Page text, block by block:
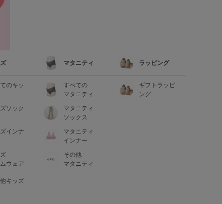
のキッ
ソック
インナ
ウェア
キッズ
マタニティ
すべての
マタニティ
マタニティ
ソックス
マタニティ
インナー
その他
マタニティ
ラッピング
ギフトラッピ
ング